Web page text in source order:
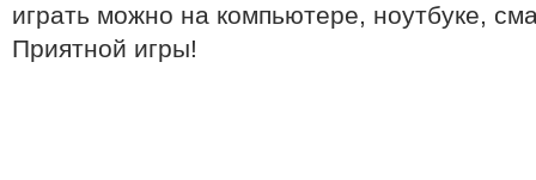
играть можно на компьютере, ноутбуке,
Приятной игры!